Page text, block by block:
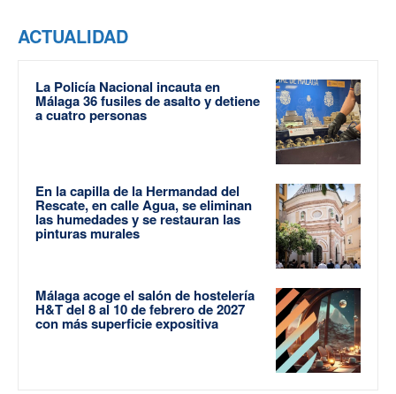
ACTUALIDAD
La Policía Nacional incauta en
Málaga 36 fusiles de asalto y detiene
a cuatro personas
En la capilla de la Hermandad del
Rescate, en calle Agua, se eliminan
las humedades y se restauran las
pinturas murales
Málaga acoge el salón de hostelería
H&T del 8 al 10 de febrero de 2027
con más superficie expositiva